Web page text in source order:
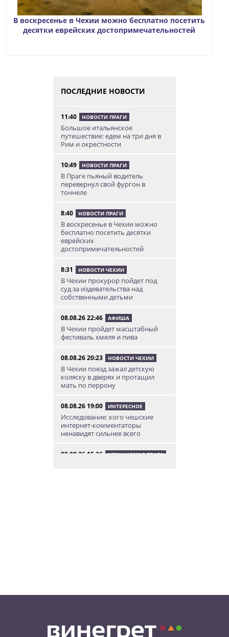
В воскресенье в Чехии можно бесплатно посетить
десятки еврейских достопримечательностей
ПОСЛЕДНИЕ НОВОСТИ
11:40 НОВОСТИ ПРАГИ
Большое итальянское
путешествие: едем на три дня в
Рим и окрестности
10:49 НОВОСТИ ПРАГИ
В Праге пьяный водитель
перевернул свой фургон в
тоннеле
8:40 НОВОСТИ ПРАГИ
В воскресенье в Чехии можно
бесплатно посетить десятки
еврейских
достопримечательностей
8:31 НОВОСТИ ЧЕХИИ
В Чехии прокурор пойдет под
суд за издевательства над
собственными детьми
08.08.26 22:46 АФИША
В Чехии пройдет масштабный
фестиваль хмеля и пива
08.08.26 20:23 НОВОСТИ ЧЕХИИ
В Чехии поезд зажал детскую
коляску в дверях и протащил
мать по перрону
08.08.26 19:00 ИНТЕРЕСНОЕ
Исследование: кого чешские
интернет-комментаторы
ненавидят сильнее всего
08.08.26 15:36 НЕЗНАКОМАЯ ПРАГА